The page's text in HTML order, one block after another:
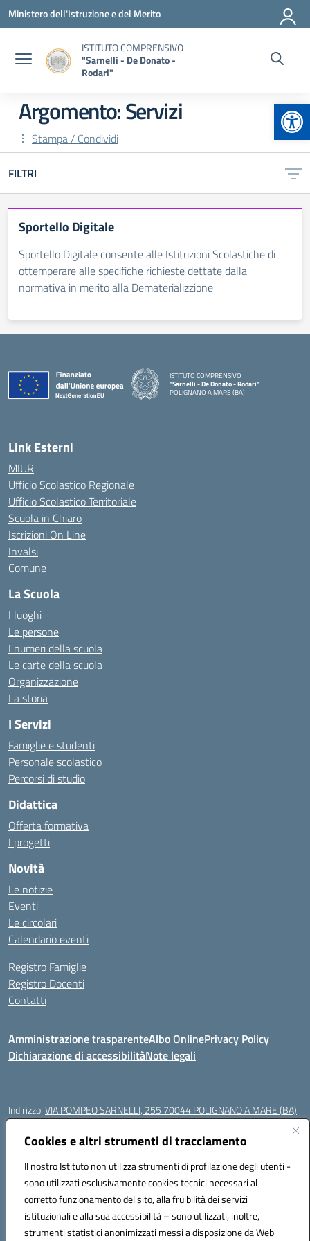
Cookies e altri strumenti di tracciamento
Il nostro Istituto non utilizza strumenti di profilazione degli utenti -
sono utilizzati esclusivamente cookies tecnici necessari al
corretto funzionamento del sito, alla fruibilità dei servizi
istituzionali e alla sua accessibilità – sono utilizzati, inoltre,
strumenti statistici anonimizzati messi a disposizione da Web
Vai ai contenuti
Vai al menu di navigazione
Vai al footer
Ministero dell'Istruzione e del Merito
ISTITUTO COMPRENSIVO
"Sarnelli - De Donato -
Rodari"
Argomento: Servizi
Stampa / Condividi
FILTRI
Sportello Digitale
Sportello Digitale consente alle Istituzioni Scolastiche di
ottemperare alle specifiche richieste dettate dalla
normativa in merito alla Dematerializzione
ISTITUTO COMPRENSIVO
"Sarnelli - De Donato - Rodari"
POLIGNANO A MARE (BA)
Link Esterni
MIUR
Ufficio Scolastico Regionale
Ufficio Scolastico Territoriale
Scuola in Chiaro
Iscrizioni On Line
Invalsi
Comune
La Scuola
I luoghi
Le persone
I numeri della scuola
Le carte della scuola
Organizzazione
La storia
I Servizi
Famiglie e studenti
Personale scolastico
Percorsi di studio
Didattica
Offerta formativa
I progetti
Novità
Le notizie
Eventi
Le circolari
Calendario eventi
Registro Famiglie
Registro Docenti
Contatti
Amministrazione trasparenteAlbo OnlinePrivacy Policy
Dichiarazione di accessibilitàNote legali
Indirizzo:VIA POMPEO SARNELLI, 255 70044 POLIGNANO A MARE (BA)
Centralino:
Posta elettronica certificata (PEC):BAIC87200N@pec.istruzione.it
Codice fiscale: 93423350722
Codice meccanografico:BAIC87200N
Codice Indice delle Pubbliche Amministrazioni (IPA): istsc_BAIC87200N
Codice unico di fatturazione (CUF): UF9AKD